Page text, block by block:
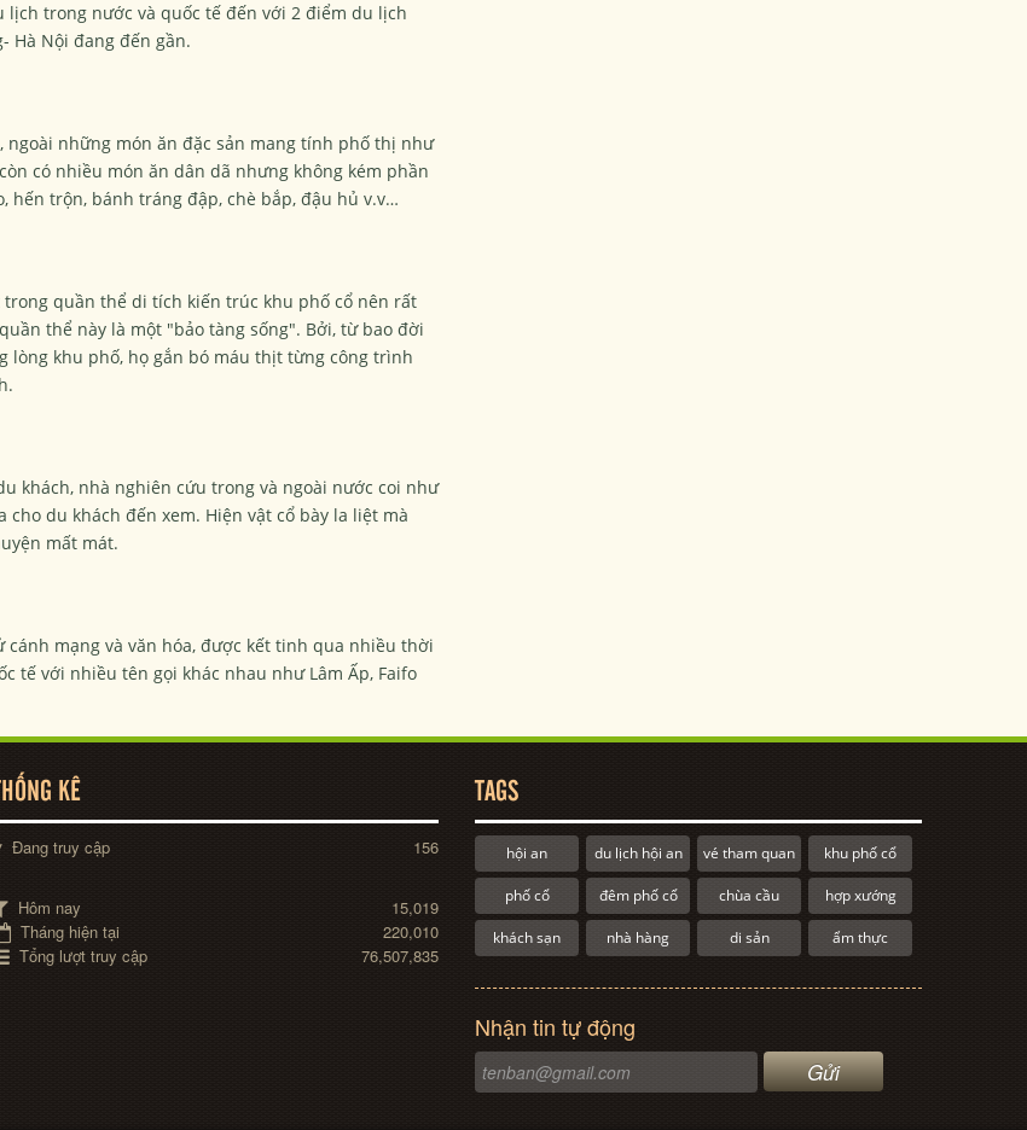
trong nước và quốc tế đến với 2 điểm du lịch
Hà Nội đang đến gần.
ngoài những món ăn đặc sản mang tính phố thị như
có nhiều món ăn dân dã nhưng không kém phần
hến trộn, bánh tráng đập, chè bắp, đậu hủ v.v…
quần thể di tích kiến trúc khu phố cổ nên rất
thể này là một "bảo tàng sống". Bởi, từ bao đời
lòng khu phố, họ gắn bó máu thịt từng công trình
khách, nhà nghiên cứu trong và ngoài nước coi như
du khách đến xem. Hiện vật cổ bày la liệt mà
mất mát.
mạng và văn hóa, được kết tinh qua nhiều thời
tế với nhiều tên gọi khác nhau như Lâm Ấp, Faifo
THỐNG KÊ
Đang truy cập 156
Hôm nay
15,019
Tháng hiện tại
220,010
Tổng lượt truy cập
76,507,835
TAGS
hội an du lịch hội an vé tham quan khu phố cổ
phố cổ đêm phố cổ chùa cầu hợp xướng
khách sạn nhà hàng di sản ẩm thực
Nhận tin tự động